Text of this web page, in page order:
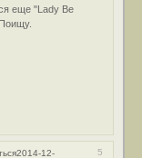
еще "Lady Be
5
2014-12-